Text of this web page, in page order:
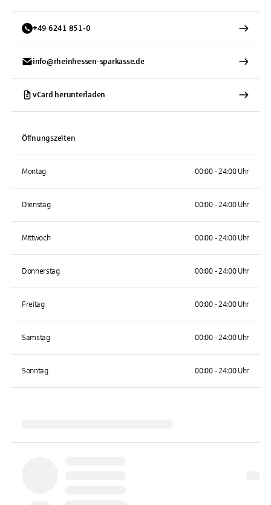
+49 6241 851-0
info@rheinhessen-sparkasse.de
vCard herunterladen
Öffnungszeiten
Montag 00:00 - 24:00 Uhr
Dienstag 00:00 - 24:00 Uhr
Mittwoch 00:00 - 24:00 Uhr
Donnerstag 00:00 - 24:00 Uhr
Freitag 00:00 - 24:00 Uhr
Samstag 00:00 - 24:00 Uhr
Sonntag 00:00 - 24:00 Uhr